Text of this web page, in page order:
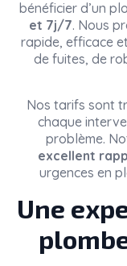
bénéficier d’un
et 7j/7. Nous
rapide, efficace
de fuites, de
Nos tarifs sont
chaque
problème.
excellent
urgences en
Une